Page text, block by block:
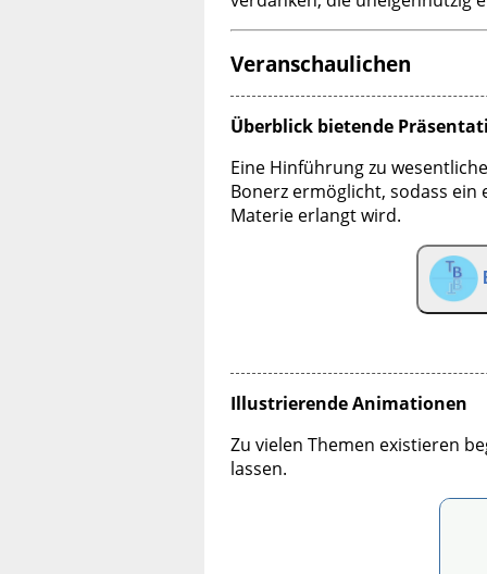
Veranschaulichen
Überblick bietende
Eine Hinführung zu
Bonerz ermöglicht, sodass
Materie erlangt wird.
Illustrierende Animationen
Zu vielen Themen existieren
lassen.